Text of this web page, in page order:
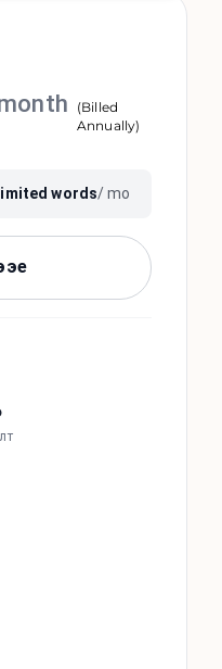
(Billed
Annually)
words/ mo